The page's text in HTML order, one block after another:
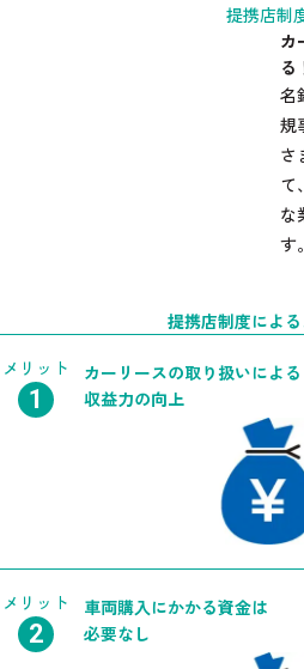
提携店制
カ
る
名
規
さ
て
な
す。
提携店制度によ
メリット
カーリースの取り扱いによる
収益力の向上
メリット 車両購入にかかる資金は
必要なし